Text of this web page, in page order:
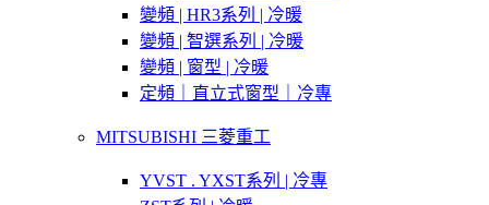
變頻 | HR3系列 | 冷暖
變頻 | 智選系列 | 冷暖
變頻 | 窗型 | 冷暖
定頻｜直立式窗型｜冷專
MITSUBISHI 三菱重工
YVST . YXST系列 | 冷專